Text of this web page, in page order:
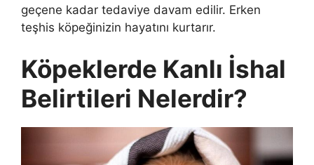
geçene kadar tedaviye davam edilir. Erken
teşhis köpeğinizin hayatını kurtarır.
Köpeklerde Kanlı İshal
Belirtileri Nelerdir?